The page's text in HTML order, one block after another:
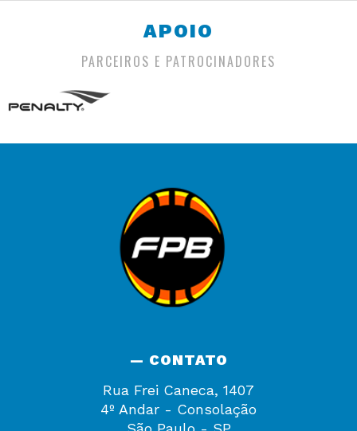
APOIO
PARCEIROS E PATROCINADORES
— CONTATO
Rua Frei Caneca, 1407
4º Andar - Consolação